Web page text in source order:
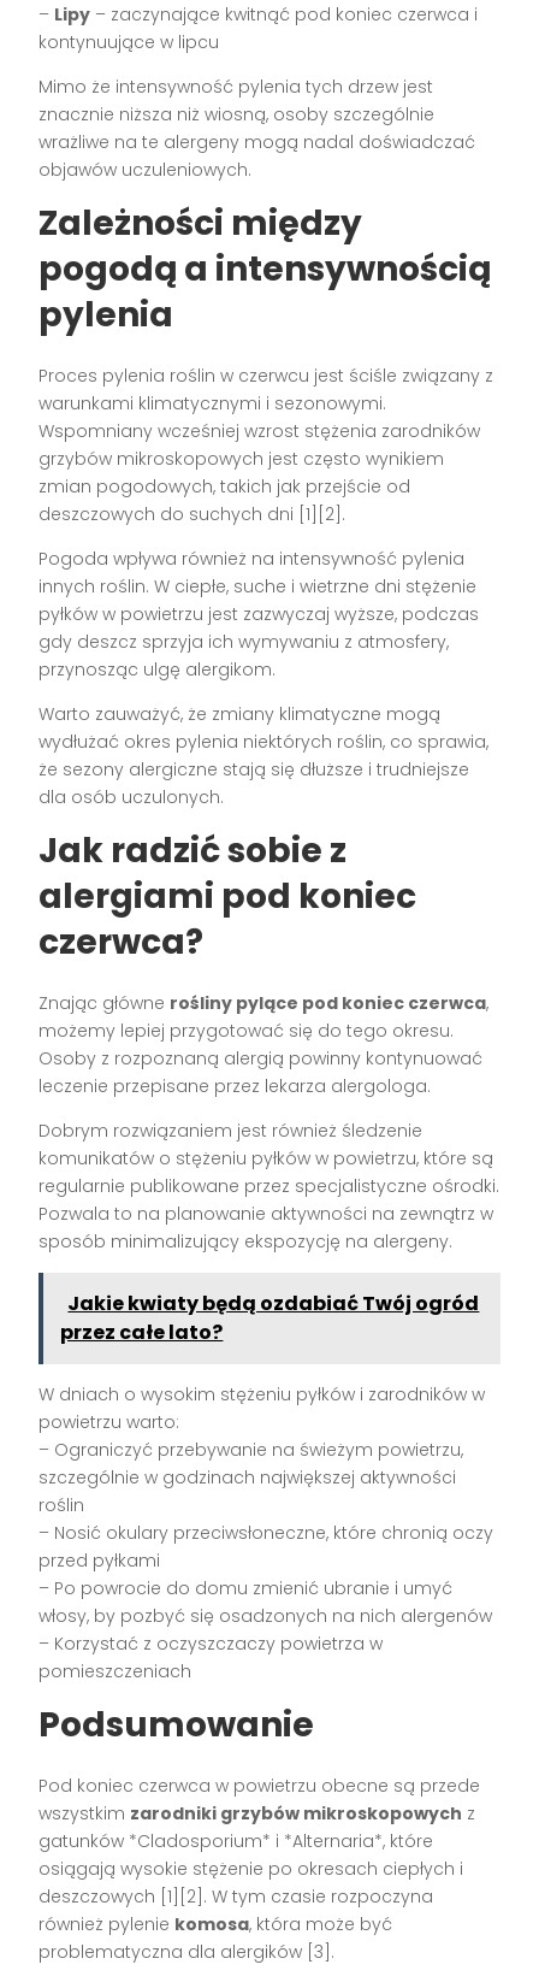
– Lipy – zaczynające kwitnąć pod koniec czerwca i
kontynuujące w lipcu
Mimo że intensywność pylenia tych drzew jest
znacznie niższa niż wiosną, osoby szczególnie
wrażliwe na te alergeny mogą nadal doświadczać
objawów uczuleniowych.
Zależności między
pogodą a intensywnością
pylenia
Proces pylenia roślin w czerwcu jest ściśle związany z
warunkami klimatycznymi i sezonowymi.
Wspomniany wcześniej wzrost stężenia zarodników
grzybów mikroskopowych jest często wynikiem
zmian pogodowych, takich jak przejście od
deszczowych do suchych dni [1][2].
Pogoda wpływa również na intensywność pylenia
innych roślin. W ciepłe, suche i wietrzne dni stężenie
pyłków w powietrzu jest zazwyczaj wyższe, podczas
gdy deszcz sprzyja ich wymywaniu z atmosfery,
przynosząc ulgę alergikom.
Warto zauważyć, że zmiany klimatyczne mogą
wydłużać okres pylenia niektórych roślin, co sprawia,
że sezony alergiczne stają się dłuższe i trudniejsze
dla osób uczulonych.
Jak radzić sobie z
alergiami pod koniec
czerwca?
Znając główne rośliny pylące pod koniec czerwca,
możemy lepiej przygotować się do tego okresu.
Osoby z rozpoznaną alergią powinny kontynuować
leczenie przepisane przez lekarza alergologa.
Dobrym rozwiązaniem jest również śledzenie
komunikatów o stężeniu pyłków w powietrzu, które są
regularnie publikowane przez specjalistyczne ośrodki.
Pozwala to na planowanie aktywności na zewnątrz w
sposób minimalizujący ekspozycję na alergeny.
Jakie kwiaty będą ozdabiać Twój ogród
przez całe lato?
W dniach o wysokim stężeniu pyłków i zarodników w
powietrzu warto:
– Ograniczyć przebywanie na świeżym powietrzu,
szczególnie w godzinach największej aktywności
roślin
– Nosić okulary przeciwsłoneczne, które chronią oczy
przed pyłkami
– Po powrocie do domu zmienić ubranie i umyć
włosy, by pozbyć się osadzonych na nich alergenów
– Korzystać z oczyszczaczy powietrza w
pomieszczeniach
Podsumowanie
Pod koniec czerwca w powietrzu obecne są przede
wszystkim zarodniki grzybów mikroskopowych z
gatunków *Cladosporium* i *Alternaria*, które
osiągają wysokie stężenie po okresach ciepłych i
deszczowych [1][2]. W tym czasie rozpoczyna
również pylenie komosa, która może być
problematyczna dla alergików [3].